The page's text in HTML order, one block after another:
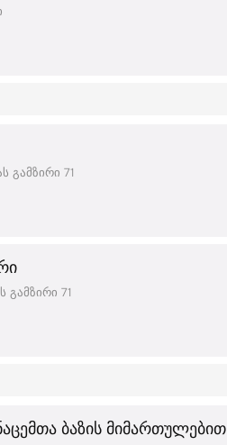
გამზირი 71
გამზირი 71
ბაზის მიმართულებით